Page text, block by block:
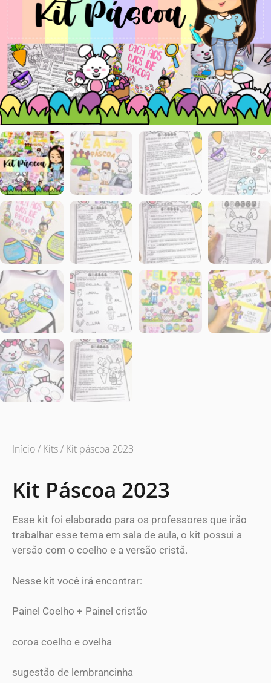
Início/ Kits/ Kit páscoa 2023
Kit Páscoa 2023
Esse kit foi elaborado para os professores que irão
trabalhar esse tema em sala de aula, o kit possui a
versão com o coelho e a versão cristã.
Nesse kit você irá encontrar:
Painel Coelho + Painel cristão
coroa coelho e ovelha
sugestão de lembrancinha